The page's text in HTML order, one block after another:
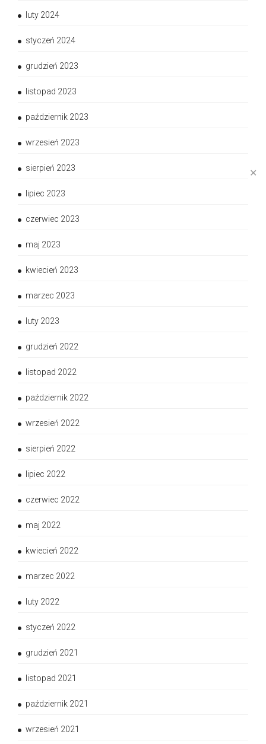
✕
luty 2024
styczeń 2024
grudzień 2023
listopad 2023
październik 2023
wrzesień 2023
sierpień 2023
lipiec 2023
czerwiec 2023
maj 2023
kwiecień 2023
marzec 2023
luty 2023
grudzień 2022
listopad 2022
październik 2022
wrzesień 2022
sierpień 2022
lipiec 2022
czerwiec 2022
maj 2022
kwiecień 2022
marzec 2022
luty 2022
styczeń 2022
grudzień 2021
listopad 2021
październik 2021
wrzesień 2021